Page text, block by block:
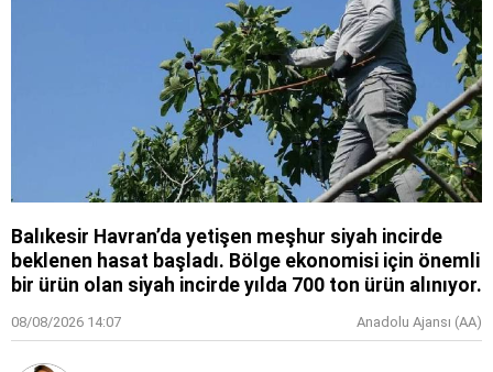
Balıkesir Havran’da yetişen meşhur siyah incirde
beklenen hasat başladı. Bölge ekonomisi için önemli
bir ürün olan siyah incirde yılda 700 ton ürün alınıyor.
08/08/2026 14:07 Anadolu Ajansı (AA)